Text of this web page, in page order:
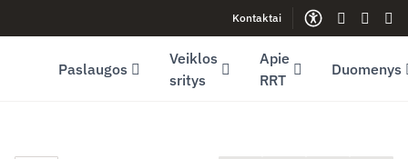
Youtube (opens in new window)Kontaktai
Gestų
Paslaugos
Veiklos
sritys
Apie
RRT
Duomenys